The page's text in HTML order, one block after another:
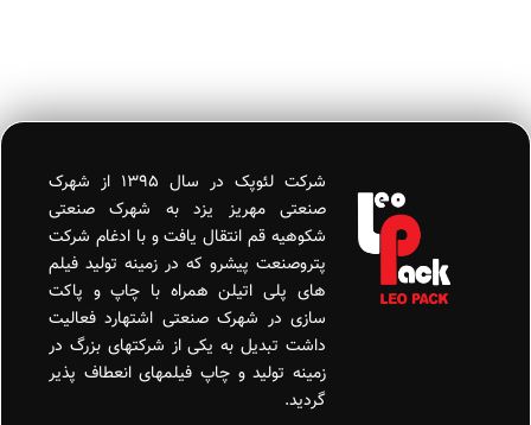
شرکت لئوپک در سال ۱۳۹۵ از شهرک
صنعتی مهریز یزد به شهرک صنعتی
شکوهیه قم انتقال یافت و با ادغام شرکت
پتروصنعت پیشرو که در زمینه تولید فیلم
های پلی اتیلن همراه با چاپ و پاکت
سازی در شهرک صنعتی اشتهارد فعالیت
داشت تبدیل به یکی از شرکتهای بزرگ در
زمینه تولید و چاپ فیلمهای انعطاف پذیر
گردید.